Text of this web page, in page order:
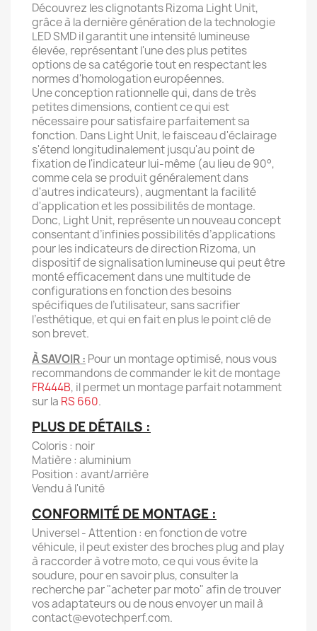
Découvrez les clignotants Rizoma Light Unit,
grâce à la dernière génération de la technologie
LED SMD il garantit une intensité lumineuse
élevée, représentant l'une des plus petites
options de sa catégorie tout en respectant les
normes d'homologation européennes.
Une conception rationnelle qui, dans de très
petites dimensions, contient ce qui est
nécessaire pour satisfaire parfaitement sa
fonction. Dans Light Unit, le faisceau d'éclairage
s'étend longitudinalement jusqu'au point de
fixation de l'indicateur lui-même (au lieu de 90°,
comme cela se produit généralement dans
d'autres indicateurs), augmentant la facilité
d'application et les possibilités de montage.
Donc, Light Unit, représente un nouveau concept
consentant d’infinies possibilités d’applications
pour les indicateurs de direction Rizoma, un
dispositif de signalisation lumineuse qui peut être
monté efficacement dans une multitude de
configurations en fonction des besoins
spécifiques de l’utilisateur, sans sacrifier
l’esthétique, et qui en fait en plus le point clé de
son brevet.
À SAVOIR : Pour un montage optimisé, nous vous
recommandons de commander le kit de montage
FR444B, il permet un montage parfait notamment
sur la RS 660.
PLUS DE DÉTAILS :
Coloris : noir
Matière : aluminium
Position : avant/arrière
Vendu à l'unité
CONFORMITÉ DE MONTAGE :
Universel - Attention : en fonction de votre
véhicule, il peut exister des broches plug and play
à raccorder à votre moto, ce qui vous évite la
soudure, pour en savoir plus, consulter la
recherche par "acheter par moto" afin de trouver
vos adaptateurs ou de nous envoyer un mail à
contact@evotechperf.com.